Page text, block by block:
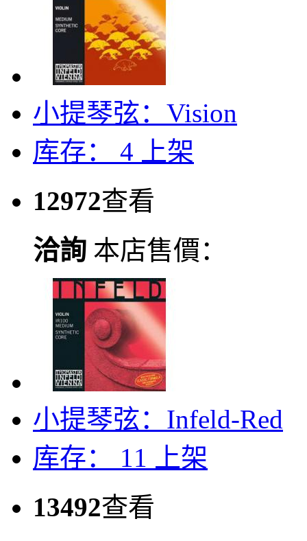
小提琴弦：Vision
库存： 4
上架
12972查看
洽詢 本店售價：
小提琴弦：Infeld-Red
库存： 11
上架
13492查看